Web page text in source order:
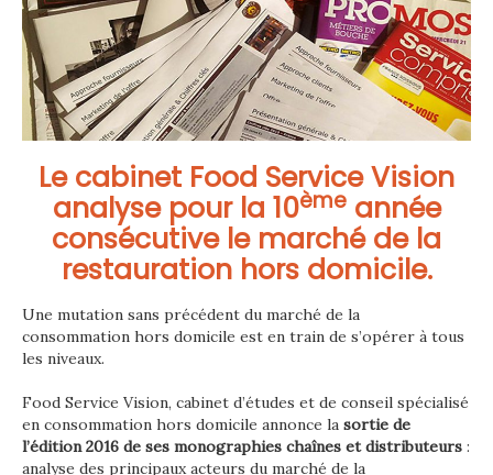
Le cabinet Food Service Vision
analyse pour la 10èmeannée
consécutive le marché de la
restauration hors domicile.
Une mutation sans précédent du marché de la
consommation hors domicile est en train de s’opérer à tous
les niveaux.
Food Service Vision, cabinet d’études et de conseil spécialisé
en consommation hors domicile annonce la sortie de
l’édition 2016 de ses monographies chaînes et distributeurs :
analyse des principaux acteurs du marché de la